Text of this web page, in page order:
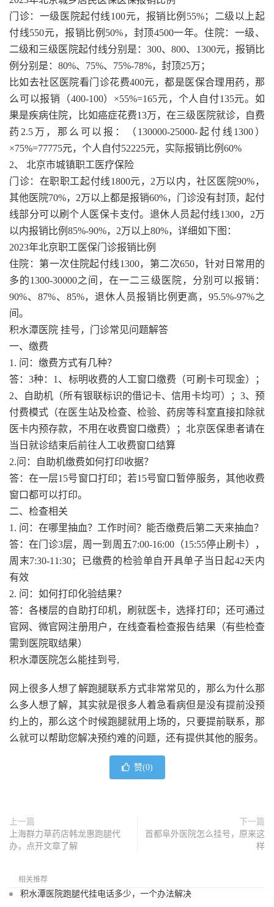
门诊：一级医院起付线100元，报销比例55%；二级以上起
付线550元，报销比例50%，封顶4500一年。住院：一级、
二级和三级医院起付线分别是：300、800、1300元，报销比
例分别是：80%、75%、75%-78%，封顶25万；
比如去社区医院看门诊花费400元，都是医保合理用药，那
么可以报销（400-100）×55%=165元，个人自付135元。如
果是疾病住院，比如癌症花费13万，在三级医院就诊，自费
药2.5万，那么可以报：（130000-25000-起付线1300）
×75%=77775元，个人自付52225元，实际报销比例60%
2、 北京市城镇职工医疗保险
门诊：在职职工起付线1800元，2万以内，社区医院90%，
其他医院70%，2万以上都是报销60%，门诊没有封顶，起付
线部分可以刷个人医保卡支付。退休人员起付线1300，2万
以内报销比例85%-90%，2万以上80%，详细如下图：
2023年北京职工医保门诊报销比例
住院：第一次住院起付线1300，第二次650，针对日常用的
多的1300-30000之间，在一二三级医院，分别可以报销：
90%、87%、85%，退休人员报销比例更高，95.5%-97%之
间。
积水潭医院 挂号，门诊常见问题解答
一、缴费
1. 问：缴费方式有几种？
答：3种：1、标明收费的人工窗口缴费（可刷卡可现金）；
2、自助机（所有银联标识的借记卡、信用卡均可）；3、预
付费模式（在医生站及检查、检验、药房等科室直接扣除就
医卡内预存款，不用在收费窗口缴费）；北京医保患者请在
当日就诊结束后前往人工收费窗口结算
2.问：自助机缴费如何打印收据？
答：在一层15号窗口打印；若15号窗口暂停服务，其他收费
窗口都可以打印。
二、检查相关
1. 问：在哪里抽血？工作时间？能否缴费后第二天来抽血？
答：在门诊3层，周一到周五7:00-16:00（15:55停止刷卡），
周末7:30-11:30；已缴费的检验单自开具单子当日起42天内
有效
2. 问：如何打印化验结果？
答：各楼层的自助打印机，刷就医卡，选择打印；还可通过
官网、微官网注册用户，在线查看检查报告结果（有些检查
需到医院取结果）
积水潭医院怎么能挂到号,
网上很多人想了解跑腿联系方式非常常见的，那么为什么那
么多人想了解，其实就是很多人着急看病但是没有提前没预
约上的，那么这个时候跑腿就用上场的，只要提前联系，那
么就可以帮助您解决预约难的问题，还有提供其他的服务。
赞(0)
上一篇
上海群力草药店韩龙惠跑腿代
办，点开文章了解
下一篇
首都阜外医院怎么挂号，原来这
样
相关推荐
积水潭医院跑腿代挂电话多少，一个办法解决